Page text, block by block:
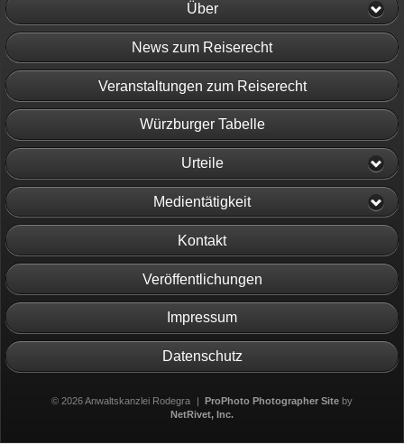
Über
News zum Reiserecht
Veranstaltungen zum Reiserecht
Würzburger Tabelle
Urteile
Medientätigkeit
Kontakt
Veröffentlichungen
Impressum
Datenschutz
© 2026 Anwaltskanzlei Rodegra | ProPhoto Photographer Site by
NetRivet, Inc.